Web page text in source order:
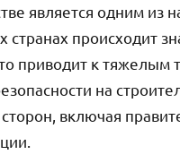
является одним
происходит
приводит к
на
включая